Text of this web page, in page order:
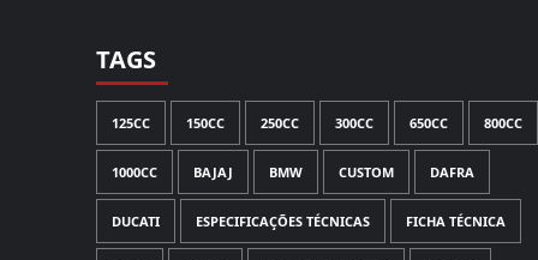
TAGS
125CC 150CC 250CC 300CC 650CC 800CC
1000CC BAJAJ BMW CUSTOM DAFRA
DUCATI ESPECIFICAÇÕES TÉCNICAS FICHA TÉCNICA